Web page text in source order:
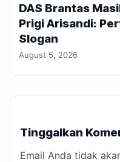
DAS Brantas
Prigi Arisandi:
Slogan
August 5, 2026
Tinggalkan
Email Anda tidak